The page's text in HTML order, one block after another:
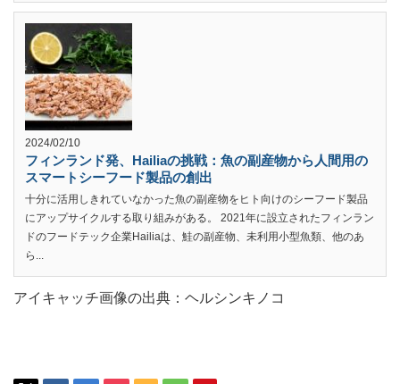
2024/02/10
フィンランド発、Hailiaの挑戦：魚の副産物から人間用の
スマートシーフード製品の創出
十分に活用しきれていなかった魚の副産物をヒト向けのシーフード製品
にアップサイクルする取り組みがある。 2021年に設立されたフィンラン
ドのフードテック企業Hailiaは、鮭の副産物、未利用小型魚類、他のあ
ら...
アイキャッチ画像の出典：ヘルシンキノコ